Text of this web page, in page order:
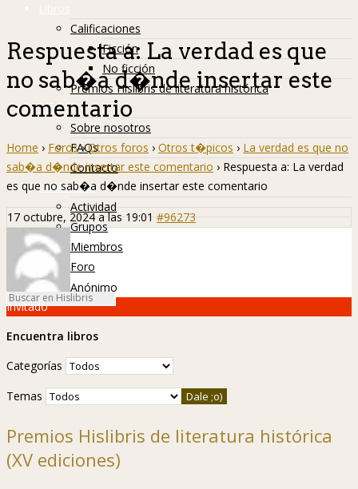
Libros
Calificaciones
Ficción
No ficción
Premios Hislibris de literatura histórica
Info
Sobre nosotros
FAQs
Contacto
Hislibreños
Actividad
Grupos
Miembros
Foro
Respuesta a: La verdad es que
no sab�a d�nde insertar este
comentario
Home › Foros › Otros foros › Otros t�picos › La verdad es que no
sab�a d�nde insertar este comentario › Respuesta a: La verdad
es que no sab�a d�nde insertar este comentario
17 octubre, 2024 a las 19:01 #96273
Anónimo
Invitado
Encuentra libros
Categorías
Temas
Premios Hislibris de literatura histórica
(XV ediciones)